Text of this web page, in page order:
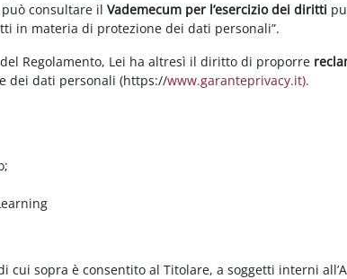
consultare ilVademecum per l’esercizio dei diritti
in materia di protezione dei dati personali”.
Regolamento, Lei ha altresì il diritto di proporre
dei dati personali (https://www.garanteprivacy.it).
cui sopra è consentito al Titolare, a soggetti interni